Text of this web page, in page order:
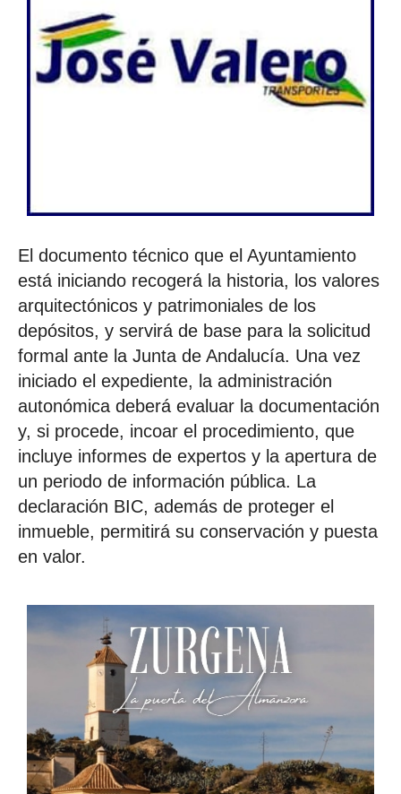
El documento técnico que el Ayuntamiento
está iniciando recogerá la historia, los valores
arquitectónicos y patrimoniales de los
depósitos, y servirá de base para la solicitud
formal ante la Junta de Andalucía. Una vez
iniciado el expediente, la administración
autonómica deberá evaluar la documentación
y, si procede, incoar el procedimiento, que
incluye informes de expertos y la apertura de
un periodo de información pública. La
declaración BIC, además de proteger el
inmueble, permitirá su conservación y puesta
en valor.